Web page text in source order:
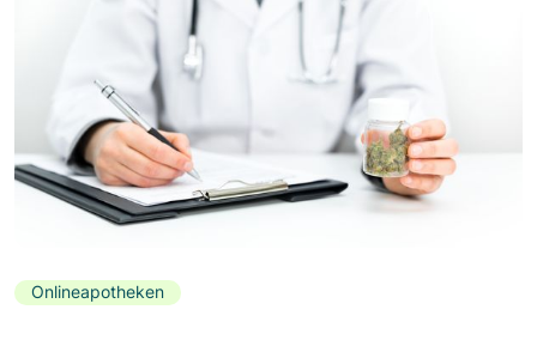
Onlineapotheken